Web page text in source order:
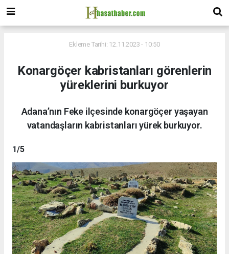
Ekleme Tarihi: 12.11.2023 - 10:50
Konargöçer kabristanları görenlerin
yüreklerini burkuyor
Adana’nın Feke ilçesinde konargöçer yaşayan
vatandaşların kabristanları yürek burkuyor.
1/5